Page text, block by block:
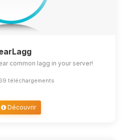
common lagg in your server!
téléchargements
Découvrir